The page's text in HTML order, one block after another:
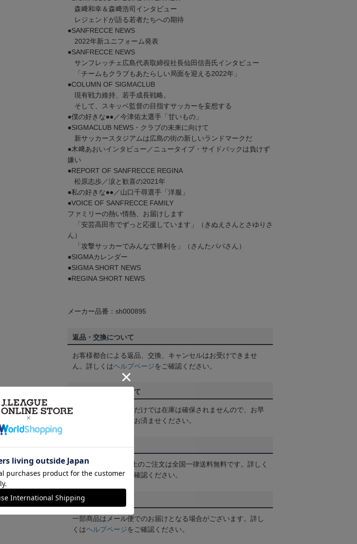
森﨑和幸＆森﨑浩司インタビュー
レジェンドが語る若者たちへの期待
●SANFRECCE NEWS
2022年新ユニフォーム発表
●SANFRECCE NEWS
サンフレッチェ広島代表取締役社長仙田信吾氏インタビュー
「チームもクラブもあたらしい局面を迎える2022年」
●COLUMN OF SIGMACLUB
現有戦力維持、若手成長戦略。
そして、スキッベ監督の目指すサッカーを妄想する
●僕の好きな●●／今津佑太選手「甘いもの」
●SIGMACLUB NEWS・クラブの未来に向けて
新サッカースタジアムは広島の街の新しいランドマークだ
●木﨑あおいインタビュー／ニュータイプ・サイドバックは負けず
嫌い
●REPORT OF SANFRECCE REGINA
松原志歩／涙と歓喜の2021年
●私の好きな●●／山口千尋選手「洋服」
●VOICE OF SANFRECCE FAMILY
ファミリーの熱い情熱、お届けします
「安芸高田市でずっと応援しています」（きぬえさんとさゆりさ
ん）
「攻撃サッカーでみんなで勝利を」（さんたパパさん）
●SIGMAカレンダー
●SIGMA SHORT NEWS
●REGINA SHORT NEWS
メーカー品番：sh000895
返品・交換について
お客様都合による返品、交換、キャンセルはお受けできませ
ん。詳しくはヘルプページをご確認ください。
ご注文の確定について
買い物かごに入れるだけでは在庫は確保されませんので、お早
めにご購入手続きをお済ませください。
送料について
3,980円（税込）以上のご注文は全国一律送料無料です。詳しく
はヘルプページをご確認ください。
配送方法について
一部商品はメール便でのお届けとなる場合がございます。詳し
くはヘルプページをご確認ください。